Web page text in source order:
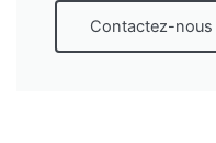
Contactez-nous